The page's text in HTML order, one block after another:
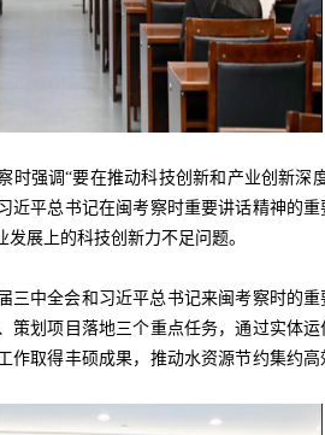
时强调“要在推动科技创新和产业创新深
近平总书记在闽考察时重要讲话精神的
展上的科技创新力不足问题。
三中全会和习近平总书记来闽考察时的
策划项目落地三个重点任务，通过实体
作取得丰硕成果，推动水资源节约集约高